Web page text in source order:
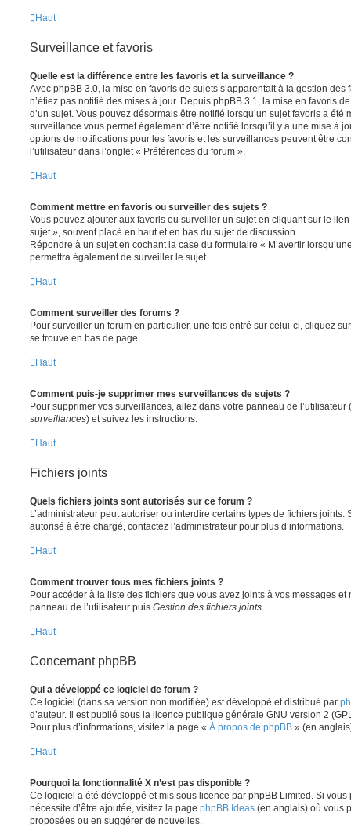
Haut
Surveillance et favoris
Quelle est la différence entre les favoris et la surveillance ?
Avec phpBB 3.0, la mise en favoris de sujets s’apparentait à la gestion des
n’étiez pas notifié des mises à jour. Depuis phpBB 3.1, la mise en favoris
d’un sujet. Vous pouvez désormais être notifié lorsqu’un sujet favoris a été
surveillance vous permet également d’être notifié lorsqu’il y a une mise à
options de notifications pour les favoris et les surveillances peuvent être
l’utilisateur dans l’onglet « Préférences du forum ».
Haut
Comment mettre en favoris ou surveiller des sujets ?
Vous pouvez ajouter aux favoris ou surveiller un sujet en cliquant sur le
sujet », souvent placé en haut et en bas du sujet de discussion.
Répondre à un sujet en cochant la case du formulaire « M’avertir
permettra également de surveiller le sujet.
Haut
Comment surveiller des forums ?
Pour surveiller un forum en particulier, une fois entré sur celui-ci, cliquez
se trouve en bas de page.
Haut
Comment puis-je supprimer mes surveillances de sujets ?
Pour supprimer vos surveillances, allez dans votre panneau de l’utilisateur
surveillances) et suivez les instructions.
Haut
Fichiers joints
Quels fichiers joints sont autorisés sur ce forum ?
L’administrateur peut autoriser ou interdire certains types de fichiers joints.
autorisé à être chargé, contactez l’administrateur pour plus d’informations.
Haut
Comment trouver tous mes fichiers joints ?
Pour accéder à la liste des fichiers que vous avez joints à vos messages
panneau de l’utilisateur puis Gestion des fichiers joints
Haut
Concernant phpBB
Qui a développé ce logiciel de forum ?
Ce logiciel (dans sa version non modifiée) est développé et distribué par
d’auteur. Il est publié sous la licence publique générale GNU version 2
Pour plus d’informations, visitez la page « À propos de phpBB » (en
Haut
Pourquoi la fonctionnalité X n’est pas disponible ?
Ce logiciel a été développé et mis sous licence par phpBB Limited. Si vous
nécessite d’être ajoutée, visitez la page phpBB Ideas (en anglais) où vous
proposées ou en suggérer de nouvelles.